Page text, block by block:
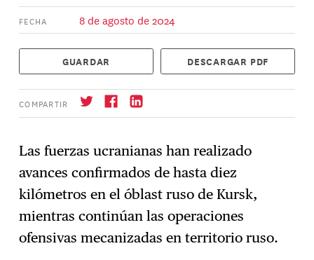
FECHA 8 de agosto de 2024
GUARDAR DESCARGAR PDF
COMPARTIR
→ Suscríbase
Las fuerzas ucranianas han realizado
avances confirmados de hasta diez
kilómetros en el óblast ruso de Kursk,
mientras continúan las operaciones
ofensivas mecanizadas en territorio ruso.